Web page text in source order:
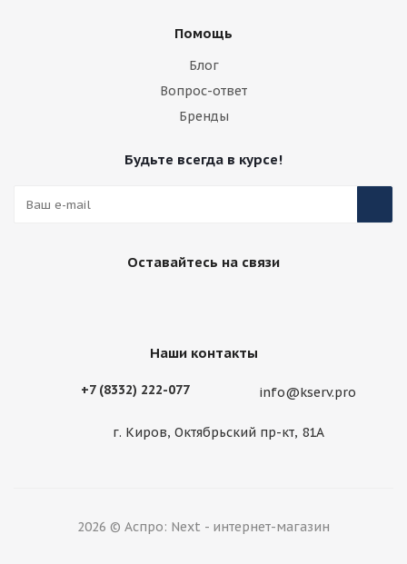
Помощь
Блог
Вопрос-ответ
Бренды
Будьте всегда в курсе!
Оставайтесь на связи
Наши контакты
+7 (8332) 222-077 info@kserv.pro
г. Киров, Октябрьский пр-кт, 81А
2026 © Аспро: Next - интернет-магазин